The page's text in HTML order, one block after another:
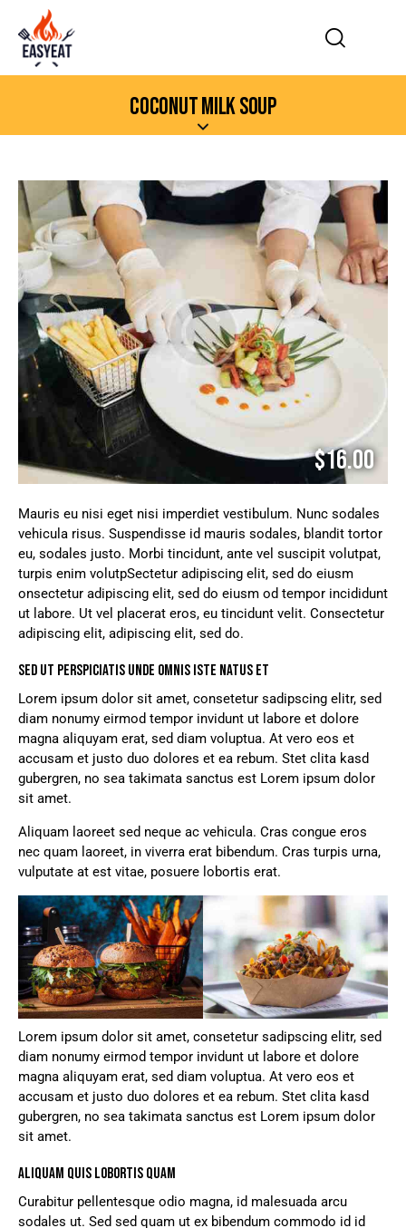
COCONUT MILK SOUP
$16.00
Mauris eu nisi eget nisi imperdiet vestibulum. Nunc sodales
vehicula risus. Suspendisse id mauris sodales, blandit tortor
eu, sodales justo. Morbi tincidunt, ante vel suscipit volutpat,
turpis enim volutpSectetur adipiscing elit, sed do eiusm
onsectetur adipiscing elit, sed do eiusm od tempor incididunt
ut labore. Ut vel placerat eros, eu tincidunt velit. Consectetur
adipiscing elit, adipiscing elit, sed do.
SED UT PERSPICIATIS UNDE OMNIS ISTE NATUS ET
Lorem ipsum dolor sit amet, consetetur sadipscing elitr, sed
diam nonumy eirmod tempor invidunt ut labore et dolore
magna aliquyam erat, sed diam voluptua. At vero eos et
accusam et justo duo dolores et ea rebum. Stet clita kasd
gubergren, no sea takimata sanctus est Lorem ipsum dolor
sit amet.
Aliquam laoreet sed neque ac vehicula. Cras congue eros
nec quam laoreet, in viverra erat bibendum. Cras turpis urna,
vulputate at est vitae, posuere lobortis erat.
Lorem ipsum dolor sit amet, consetetur sadipscing elitr, sed
diam nonumy eirmod tempor invidunt ut labore et dolore
magna aliquyam erat, sed diam voluptua. At vero eos et
accusam et justo duo dolores et ea rebum. Stet clita kasd
gubergren, no sea takimata sanctus est Lorem ipsum dolor
sit amet.
ALIQUAM QUIS LOBORTIS QUAM
Curabitur pellentesque odio magna, id malesuada arcu
sodales ut. Sed sed quam ut ex bibendum commodo id id